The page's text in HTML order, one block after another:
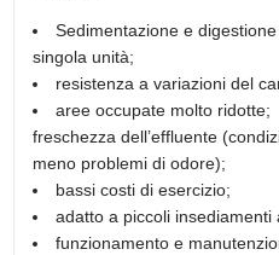
Sedimentazione e
singola unità;
resistenza a variazioni del
aree occupate molto ridotte;
freschezza dell’effluente
meno problemi di odore);
bassi costi di esercizio;
adatto a piccoli
funzionamento e